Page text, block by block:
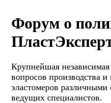
Форум о
Крупнейшая
вопросов производства
эластомеров
ведущих специалистов.